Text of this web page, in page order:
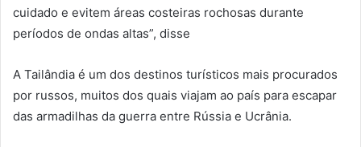
cuidado e evitem áreas costeiras rochosas durante
períodos de ondas altas”, disse
A Tailândia é um dos destinos turísticos mais procurados
por russos, muitos dos quais viajam ao país para escapar
das armadilhas da guerra entre Rússia e Ucrânia.